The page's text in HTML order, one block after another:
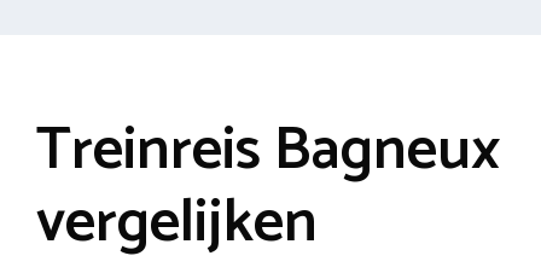
Treinreis Bagneux
vergelijken